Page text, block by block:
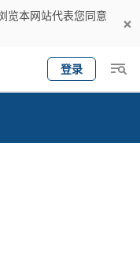
览本网站代表您同意
登录